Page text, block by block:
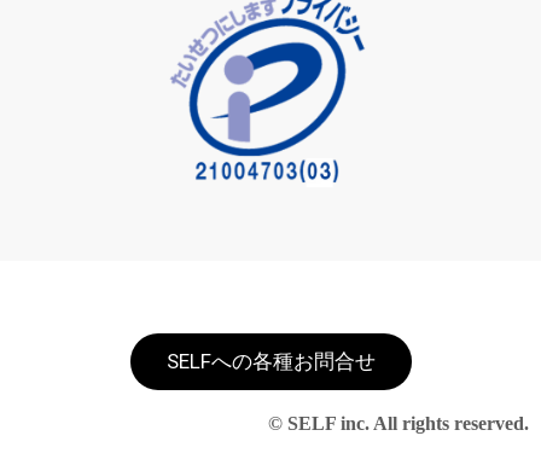
SELFへの各種お問合せ
© SELF inc. All rights reserved.